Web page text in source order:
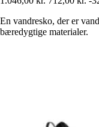
En vandresko, der er
bæredygtige materialer.